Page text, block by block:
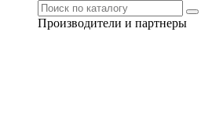
Производители и партнеры